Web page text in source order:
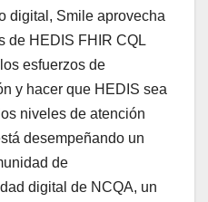
digital, Smile aprovecha
de HEDIS FHIR CQL
esfuerzos de
y hacer que HEDIS sea
niveles de atención
desempeñando un
de
digital de NCQA, un